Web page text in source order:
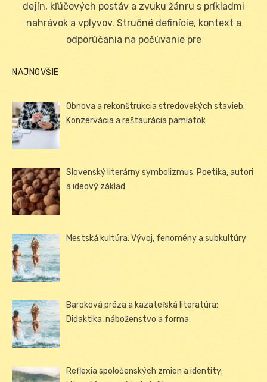
dejín, kľúčových postáv a zvuku žánru s príkladmi
nahrávok a vplyvov. Stručné definície, kontext a
odporúčania na počúvanie pre
NAJNOVŠIE
Obnova a rekonštrukcia stredovekých stavieb:
Konzervácia a reštaurácia pamiatok
Slovenský literárny symbolizmus: Poetika, autori
a ideový základ
Mestská kultúra: Vývoj, fenomény a subkultúry
Baroková próza a kazateľská literatúra:
Didaktika, náboženstvo a forma
Reflexia spoločenských zmien a identity: